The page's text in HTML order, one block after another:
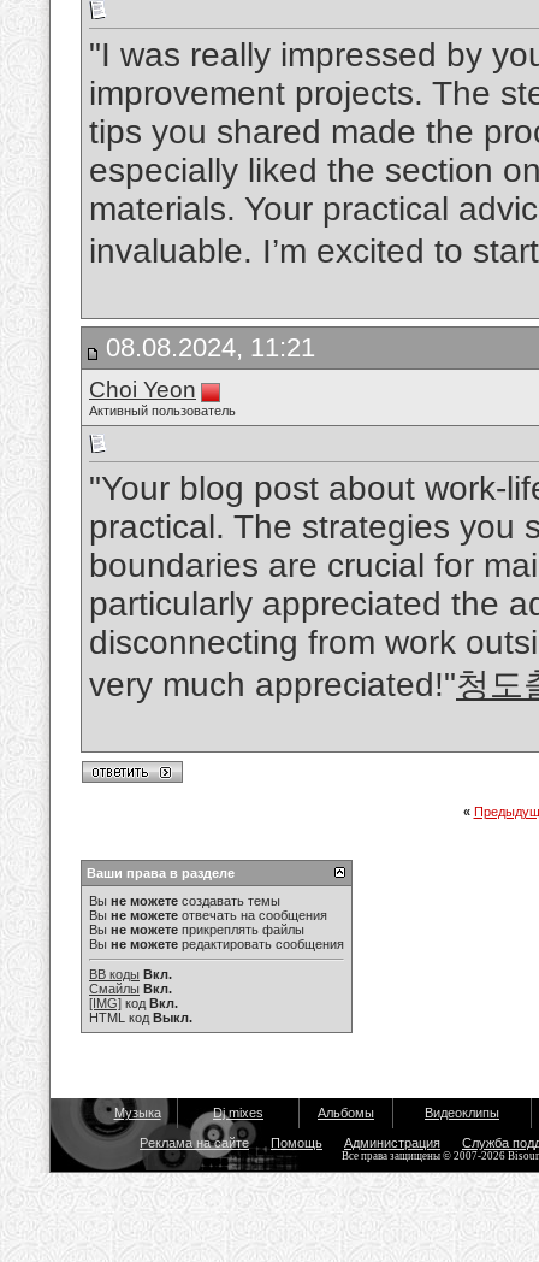
"I was really impressed by
improvement projects. The
tips you shared made the
especially liked the section
materials. Your practical
invaluable. I’m excited to
08.08.2024, 11:21
Choi Yeon
Активный пользователь
"Your blog post about work-
practical. The strategies you
boundaries are crucial for
particularly appreciated the
disconnecting from work
very much appreciated!"청도
«
Ваши права в разделе
Вы не можете создавать темы
Вы не можете отвечать на сообщения
Вы не можете прикреплять файлы
Вы не можете редактировать сообщения
BB коды Вкл.
Смайлы Вкл.
[IMG] код Вкл.
HTML код Выкл.
Музыка Dj mixes Альбомы Видеоклипы
Реклама на сайте Помощь Администрация Служба
Все права защищены © 2007-2026